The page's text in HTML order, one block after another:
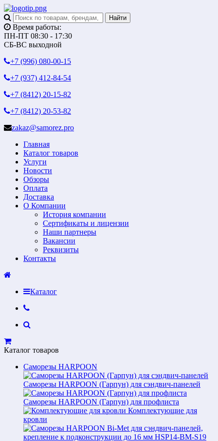
Время работы:
ПН-ПТ 08:30 - 17:30
СБ-ВС выходной
+7 (996) 080-00-15
+7 (937) 412-84-54
+7 (8412) 20-15-82
+7 (8412) 20-53-82
zakaz@samorez.pro
Главная
Каталог товаров
Услуги
Новости
Обзоры
Оплата
Доставка
О Компании
История компании
Сертификаты и лицензии
Наши партнеры
Вакансии
Реквизиты
Контакты
Каталог
Каталог товаров
Саморезы HARPOON
Саморезы HARPOON (Гарпун) для сэндвич-панелей
Саморезы HARPOON (Гарпун) для профлиста
Комплектующие для
кровли